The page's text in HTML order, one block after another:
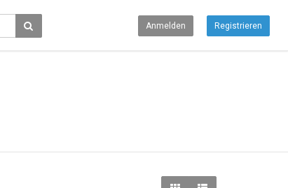
Anmelden Registrieren